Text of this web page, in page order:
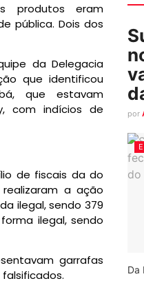
produtos eram
pública. Dois dos
da Delegacia
que identificou
que estavam
com indícios de
de fiscais da do
a ação
ilegal, sendo 379
ilegal, sendo
garrafas
por
Da